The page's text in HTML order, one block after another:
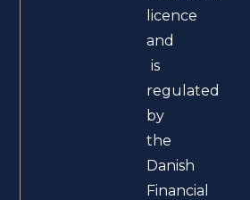
licence
and
is
regulated
by
the
Danish
Financial